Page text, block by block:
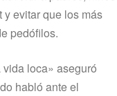
y evitar que los más
pedófilos.
loca» aseguró
habló ante el